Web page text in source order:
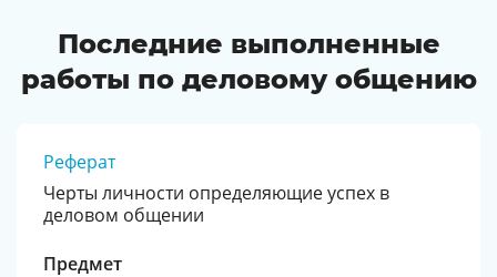
Последние выполненные
работы по деловому общению
Реферат
Черты личности определяющие успех в
деловом общении
Предмет